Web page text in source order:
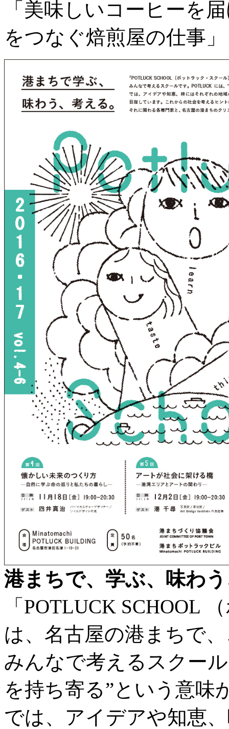
「美味しいコーヒーを
をつなぐ焙煎屋の仕事」
港まちで、学ぶ、味わ
「POTLUCK SCHOOL
は、名古屋の港まちで
みんなで考えるスクー
を持ち寄る”という意味
では、アイデアや知恵